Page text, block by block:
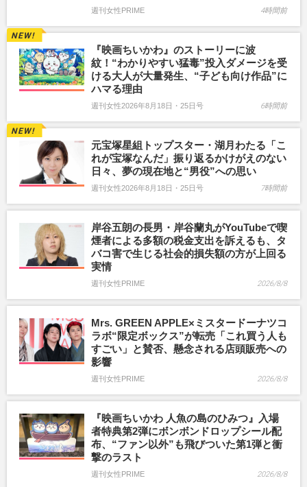
週刊女性PRIME 4時間前
『映画ちいかわ』のストーリーに波
紋！“わかりやすい猛毒”投入ダメージを受
ける大人が大量発生、“子ども向け作品”に
ハマる理由
週刊女性2026年8月18日・25日号 6時間前
元宝塚星組トップスター・湖月わたる「こ
れが宝塚なんだ」振り返るかけがえのない
日々、夢の現在地と“男役”への思い
週刊女性2026年8月18日・25日号 7時間前
岸谷五朗の長男・岸谷蘭丸がYouTubeで喫
煙者による多額の税金支出を訴えるも、タ
バコ害で生じる社会的損失額の方が上回る
実情
週刊女性PRIME 2026/8/8
Mrs. GREEN APPLE×ミスタードーナツコ
ラボ“限定ボックス”が転売「これ買う人も
すごい」と賛否、懸念される店頭販売への
影響
週刊女性PRIME 2026/8/8
『映画ちいかわ 人魚の島のひみつ』入場
者特典第2弾にボンボンドロップシール配
布、“ファン以外”も飛びついた第1弾と衝
撃のラスト
週刊女性PRIME 2026/8/8